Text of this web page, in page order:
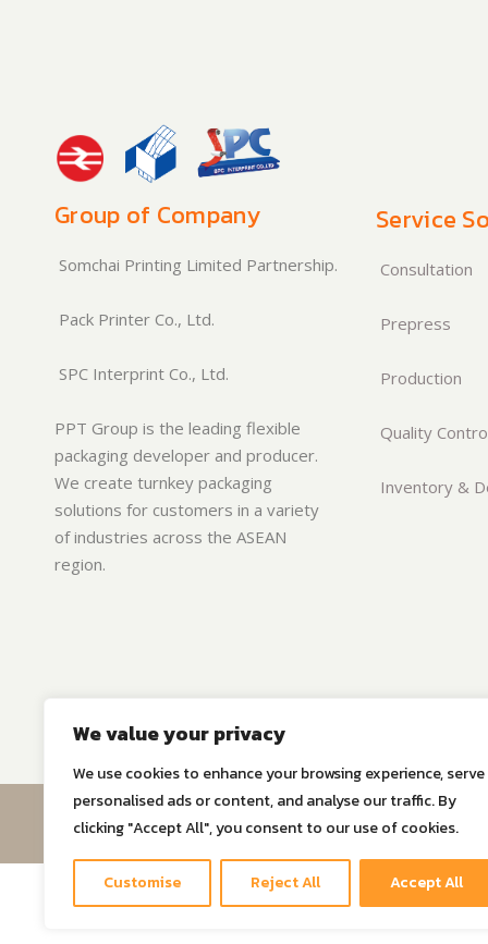
We value your privacy
We use cookies to enhance your browsing experience, serve
personalised ads or content, and analyse our traffic. By
clicking "Accept All", you consent to our use of cookies.
Customise Reject All Accept All
Group of Company
Somchai Printing Limited Partnership.
Pack Printer Co., Ltd.
SPC Interprint Co., Ltd.
PPT Group is the leading flexible
packaging developer and producer.
We create turnkey packaging
solutions for customers in a variety
of industries across the ASEAN
region.
Service
Consultation
Prepress
Production
Quality
Inventory &
©